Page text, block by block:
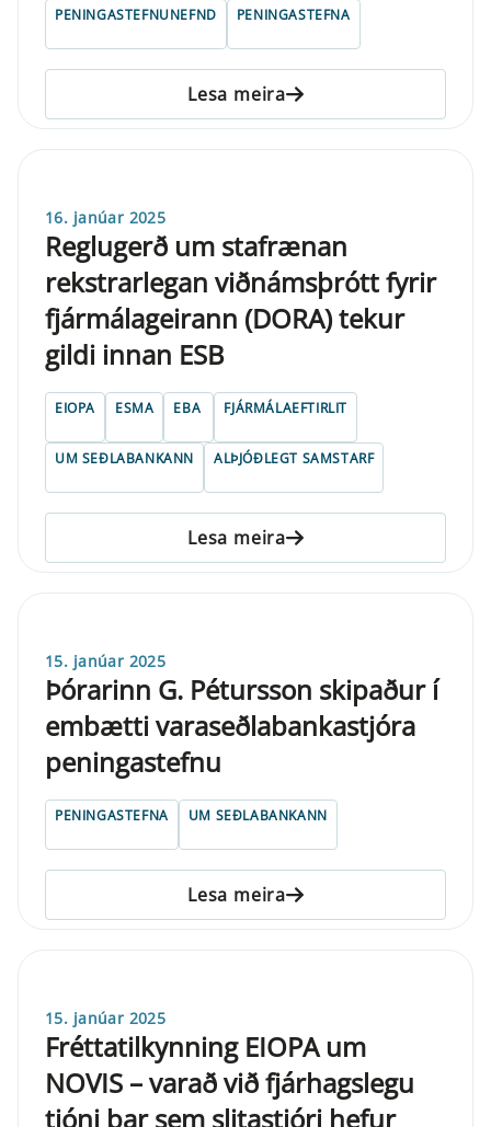
PENINGASTEFNUNEFND PENINGASTEFNA
Lesa meira
16. janúar 2025
Reglugerð um stafrænan
rekstrarlegan viðnámsþrótt fyrir
fjármálageirann (DORA) tekur
gildi innan ESB
EIOPA ESMA EBA FJÁRMÁLAEFTIRLIT
UM SEÐLABANKANN ALÞJÓÐLEGT SAMSTARF
Lesa meira
15. janúar 2025
Þórarinn G. Pétursson skipaður í
embætti varaseðlabankastjóra
peningastefnu
PENINGASTEFNA UM SEÐLABANKANN
Lesa meira
15. janúar 2025
Fréttatilkynning EIOPA um
NOVIS – varað við fjárhagslegu
tjóni þar sem slitastjóri hefur